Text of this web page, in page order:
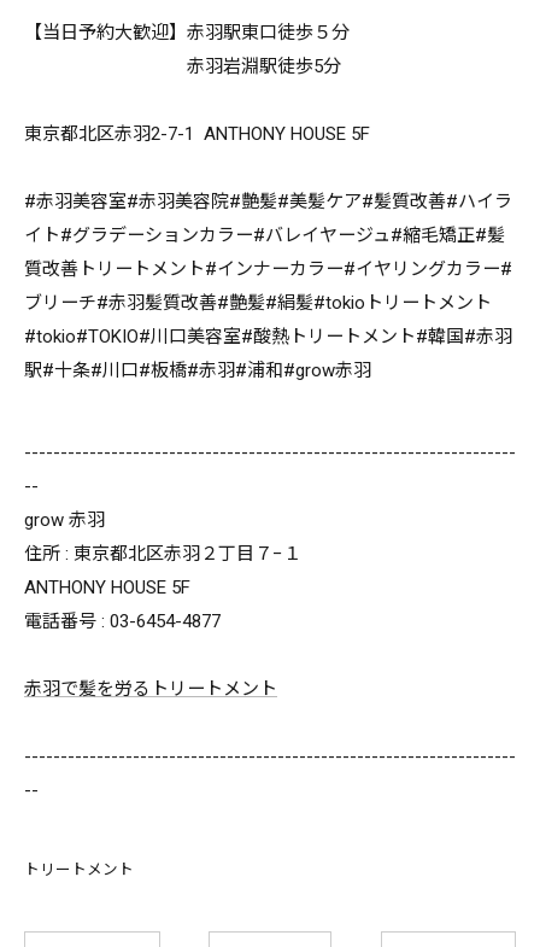
【当日予約大歓迎】赤羽駅東口徒歩５分
赤羽岩淵駅徒歩5分
東京都北区赤羽2-7-1 ANTHONY HOUSE 5F
#赤羽美容室#赤羽美容院#艶髪#美髪ケア#髪質改善#ハイラ
イト#グラデーションカラー#バレイヤージュ#縮毛矯正#髪
質改善トリートメント#インナーカラー#イヤリングカラー#
ブリーチ#赤羽髪質改善#艶髪#絹髪#tokioトリートメント
#tokio#TOKIO#川口美容室#酸熱トリートメント#韓国#赤羽
駅#十条#川口#板橋#赤羽#浦和#grow赤羽
--------------------------------------------------------------------
--
grow 赤羽
住所 : 東京都北区赤羽２丁目７−１
ANTHONY HOUSE 5F
電話番号 : 03-6454-4877
赤羽で髪を労るトリートメント
--------------------------------------------------------------------
--
トリートメント